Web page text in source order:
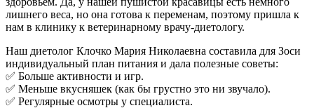
лишнего веса, но она готова к переменам, поэтому пришла к
нам в клинику к ветеринарному врачу-диетологу.
Наш диетолог Клочко Мария Николаевна составила для Зоси
индивидуальный план питания и дала полезные советы:
✅ Больше активности и игр.
✅ Меньше вкусняшек (как бы грустно это ни звучало).
✅ Регулярные осмотры у специалиста.